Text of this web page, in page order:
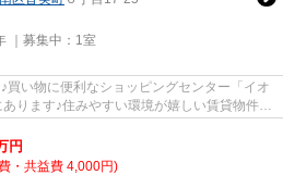
｜募集中： 1室
買い物に便利なショッピングセンター「イオ
ります♪住みやすい環境が嬉しい賃貸物件で
円
・共益費 4,000円)